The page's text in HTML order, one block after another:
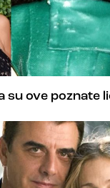
su ove poznate